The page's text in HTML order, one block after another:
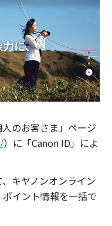
のお客さま」ページ
）に「Canon ID」によ
キヤノンオンライン
イント情報を一括で